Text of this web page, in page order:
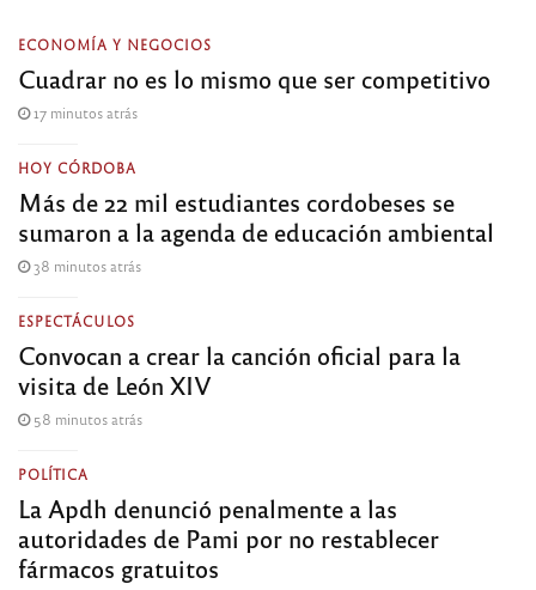
ECONOMÍA Y NEGOCIOS
Cuadrar no es lo mismo que ser competitivo
17 minutos atrás
HOY CÓRDOBA
Más de 22 mil estudiantes cordobeses se
sumaron a la agenda de educación ambiental
38 minutos atrás
ESPECTÁCULOS
Convocan a crear la canción oficial para la
visita de León XIV
58 minutos atrás
POLÍTICA
La Apdh denunció penalmente a las
autoridades de Pami por no restablecer
fármacos gratuitos